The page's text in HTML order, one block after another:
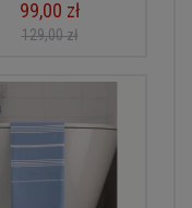
99,00 zł
129,00 zł